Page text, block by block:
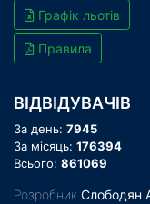
Графік льотів
Правила
ВІДВІДУВАЧІВ
За день: 7945
За місяць: 176394
Всього: 861069
Розробник Слободян